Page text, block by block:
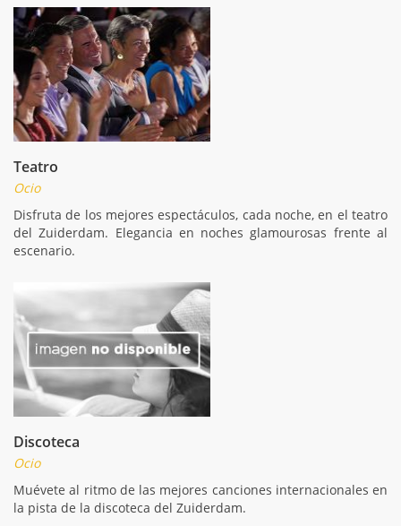
Teatro
Ocio
Disfruta de los mejores espectáculos, cada noche, en el teatro
del Zuiderdam. Elegancia en noches glamourosas frente al
escenario.
Discoteca
Ocio
Muévete al ritmo de las mejores canciones internacionales en
la pista de la discoteca del Zuiderdam.